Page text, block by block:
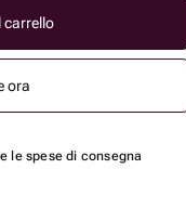
carrello
ora
le spese di consegna